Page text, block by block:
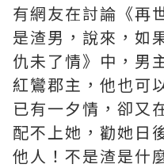
有網友在討論《再
是渣男，說來，如
仇未了情》中，男
紅鸞郡主，他也可
已有一夕情，卻又
配不上她，勸她日
他人！不是渣是什